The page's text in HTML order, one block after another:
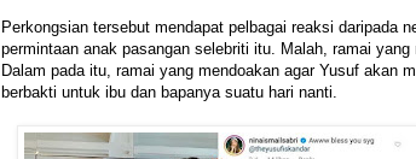
Perkongsian tersebut mendapat pelbagai reaksi daripada
permintaan anak pasangan selebriti itu. Malah, ramai
Dalam pada itu, ramai yang mendoakan agar Yusuf akan
berbakti untuk ibu dan bapanya suatu hari nanti.